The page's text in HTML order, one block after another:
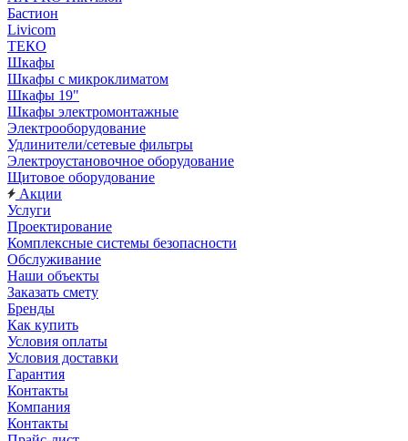
Бастион
Livicom
ТЕКО
Шкафы
Шкафы с микроклиматом
Шкафы 19"
Шкафы электромонтажные
Электрооборудование
Удлинители/сетевые фильтры
Электроустановочное оборудование
Щитовое оборудование
Акции
Услуги
Проектирование
Комплексные системы безопасности
Обслуживание
Наши объекты
Заказать смету
Бренды
Как купить
Условия оплаты
Условия доставки
Гарантия
Контакты
Компания
Контакты